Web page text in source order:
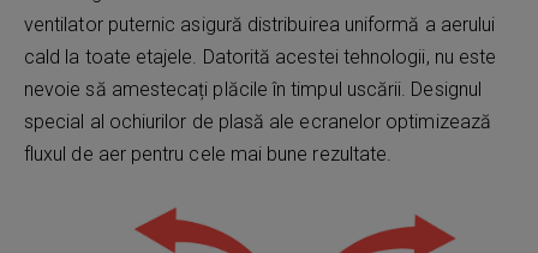
ventilator puternic asigură distribuirea uniformă a aerului
cald la toate etajele. Datorită acestei tehnologii, nu este
nevoie să amestecați plăcile în timpul uscării. Designul
special al ochiurilor de plasă ale ecranelor optimizează
fluxul de aer pentru cele mai bune rezultate.